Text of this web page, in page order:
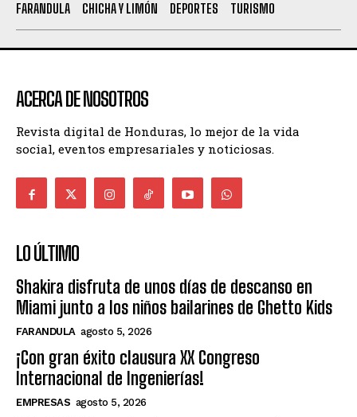
FARANDULA
CHICHA Y LIMÓN DEPORTES TURISMO
ACERCA DE NOSOTROS
Revista digital de Honduras, lo mejor de la vida
social, eventos empresariales y noticiosas.
LO ÚLTIMO
Shakira disfruta de unos días de descanso en
Miami junto a los niños bailarines de Ghetto Kids
FARANDULA agosto 5, 2026
¡Con gran éxito clausura XX Congreso
Internacional de Ingenierías!
EMPRESAS agosto 5, 2026